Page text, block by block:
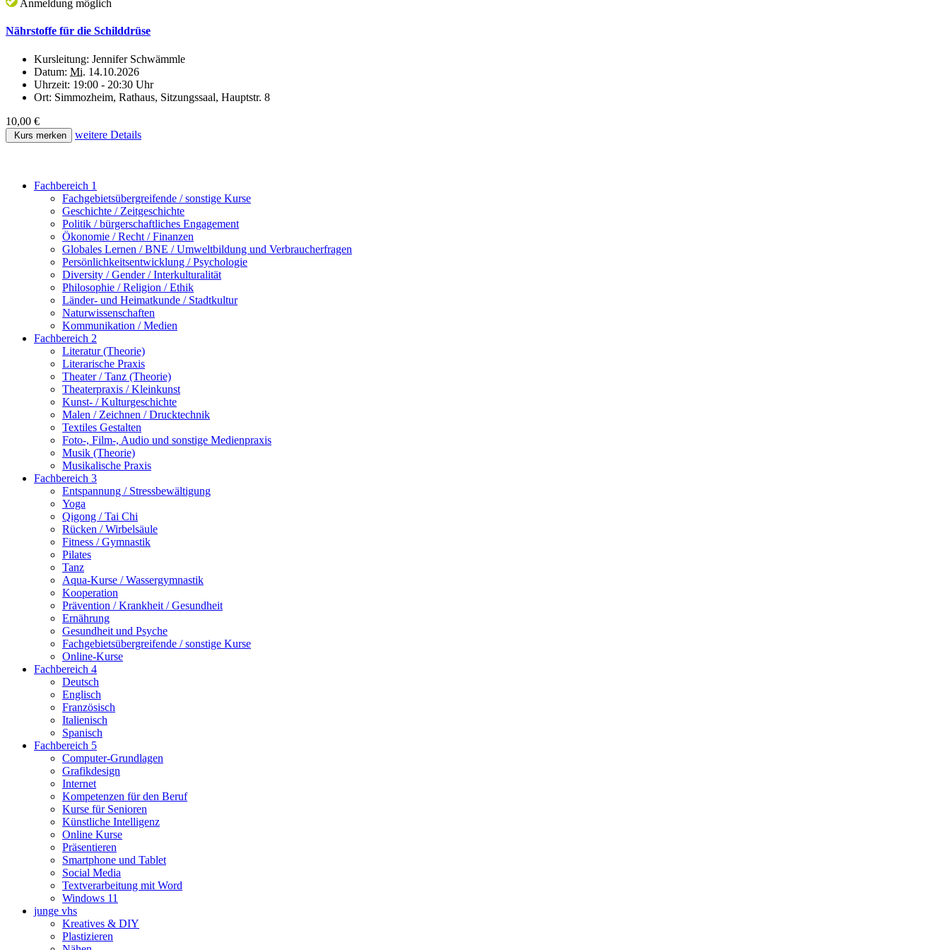
Anmeldung möglich
Nährstoffe für die Schilddrüse
Kursleitung: Jennifer Schwämmle
Datum: Mi. 14.10.2026
Uhrzeit: 19:00 - 20:30 Uhr
Ort: Simmozheim, Rathaus, Sitzungssaal, Hauptstr. 8
10,00 €
Kurs merken weitere Details
Fachbereich 1
Fachgebietsübergreifende / sonstige Kurse
Geschichte / Zeitgeschichte
Politik / bürgerschaftliches Engagement
Ökonomie / Recht / Finanzen
Globales Lernen / BNE / Umweltbildung und Verbraucherfragen
Persönlichkeitsentwicklung / Psychologie
Diversity / Gender / Interkulturalität
Philosophie / Religion / Ethik
Länder- und Heimatkunde / Stadtkultur
Naturwissenschaften
Kommunikation / Medien
Fachbereich 2
Literatur (Theorie)
Literarische Praxis
Theater / Tanz (Theorie)
Theaterpraxis / Kleinkunst
Kunst- / Kulturgeschichte
Malen / Zeichnen / Drucktechnik
Textiles Gestalten
Foto-, Film-, Audio und sonstige Medienpraxis
Musik (Theorie)
Musikalische Praxis
Fachbereich 3
Entspannung / Stressbewältigung
Yoga
Qigong / Tai Chi
Rücken / Wirbelsäule
Fitness / Gymnastik
Pilates
Tanz
Aqua-Kurse / Wassergymnastik
Kooperation
Prävention / Krankheit / Gesundheit
Ernährung
Gesundheit und Psyche
Fachgebietsübergreifende / sonstige Kurse
Online-Kurse
Fachbereich 4
Deutsch
Englisch
Französisch
Italienisch
Spanisch
Fachbereich 5
Computer-Grundlagen
Grafikdesign
Internet
Kompetenzen für den Beruf
Kurse für Senioren
Künstliche Intelligenz
Online Kurse
Präsentieren
Smartphone und Tablet
Social Media
Textverarbeitung mit Word
Windows 11
junge vhs
Kreatives & DIY
Plastizieren